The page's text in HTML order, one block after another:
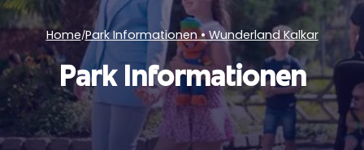
Home/Park Informationen • Wunderland Kalkar
Park Informationen